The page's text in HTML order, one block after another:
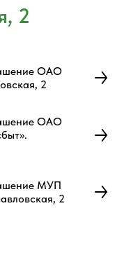
2
ОАО
2
ОАО
МУП
2